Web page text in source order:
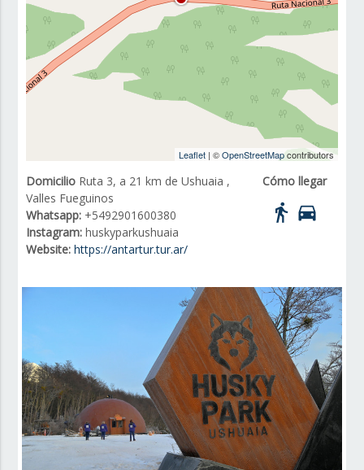
Leaflet| ©OpenStreetMapcontributors
Cómo llegar
directions_walk directions_car
Domicilio Ruta 3, a 21 km de Ushuaia ,
Valles Fueguinos
Whatsapp: +5492901600380
Instagram:huskyparkushuaia
Website:https://antartur.tur.ar/